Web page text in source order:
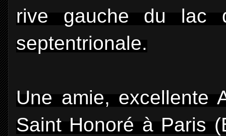
rive gauche du lac
septentrionale.
Une amie, excellente
Saint Honoré à Paris